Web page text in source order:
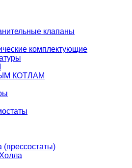
клапаны
комплектующие
КОТЛАМ
(прессостаты)